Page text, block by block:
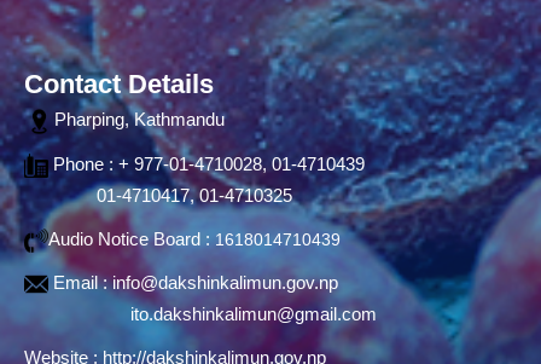
Contact Details
Pharping, Kathmandu
Phone : + 977-01-4710028, 01-4710439
01-4710417, 01-4710325
Audio Notice Board : 1618014710439
Email :info@dakshinkalimun.gov.np
ito.dakshinkalimun@gmail.com
Website : http://dakshinkalimun.gov.np